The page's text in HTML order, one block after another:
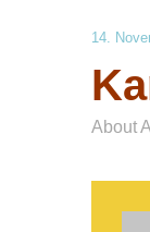
14.
About